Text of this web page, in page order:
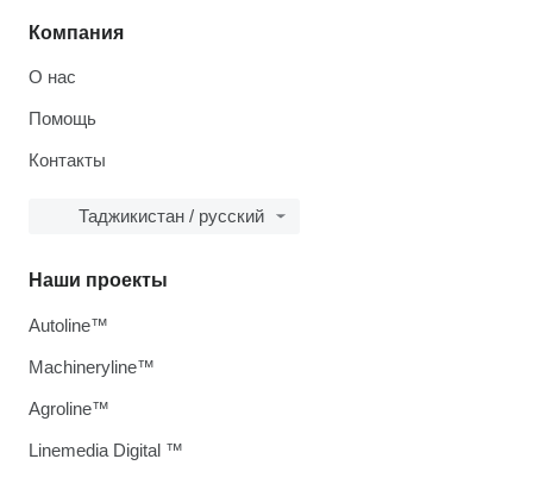
Компания
О нас
Помощь
Контакты
Таджикистан / русский
Наши проекты
Autoline™
Machineryline™
Agroline™
Linemedia Digital ™